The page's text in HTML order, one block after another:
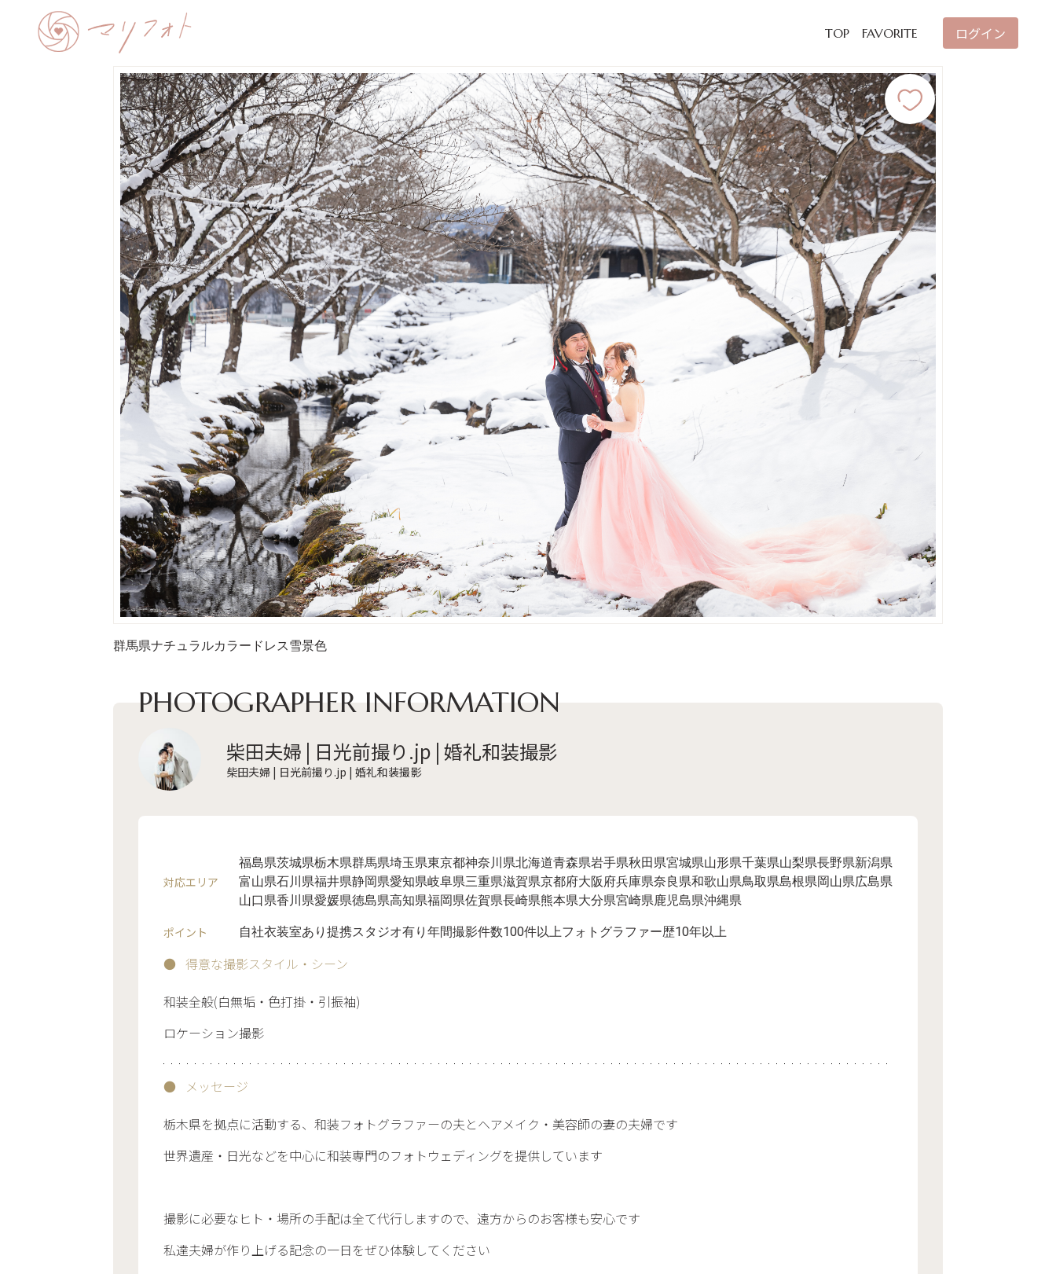
TOP FAVORITE ログイン
群馬県ナチュラルカラードレス雪景色
PHOTOGRAPHER INFORMATION
柴田夫婦 | 日光前撮り.jp | 婚礼和装撮影
柴田夫婦 | 日光前撮り.jp | 婚礼和装撮影
対応エリア
福島県茨城県栃木県群馬県埼玉県東京都神奈川県北海道青森県岩手県秋田県宮城県山形県千葉県山梨県長野県新潟県
富山県石川県福井県静岡県愛知県岐阜県三重県滋賀県京都府大阪府兵庫県奈良県和歌山県鳥取県島根県岡山県広島県
山口県香川県愛媛県徳島県高知県福岡県佐賀県長崎県熊本県大分県宮崎県鹿児島県沖縄県
ポイント 自社衣装室あり 提携スタジオ有り 年間撮影件数100件以上フォトグラファー歴10年以上
得意な撮影スタイル・シーン
和装全般(白無垢・色打掛・引振袖)
ロケーション撮影
メッセージ
栃木県を拠点に活動する、和装フォトグラファーの夫とヘアメイク・美容師の妻の夫婦です
世界遺産・日光などを中心に和装専門のフォトウェディングを提供しています
撮影に必要なヒト・場所の手配は全て代行しますので、遠方からのお客様も安心です
私達夫婦が作り上げる記念の一日をぜひ体験してください